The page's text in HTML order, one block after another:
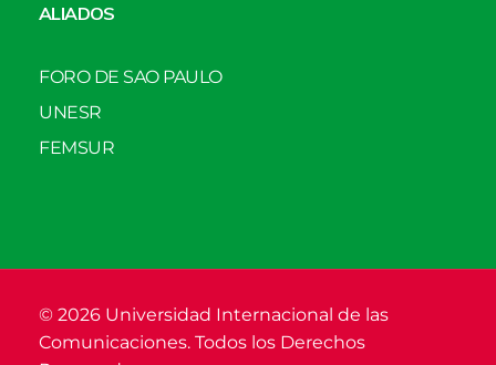
ALIADOS
FORO DE SAO PAULO
UNESR
FEMSUR
© 2026 Universidad Internacional de las
Comunicaciones. Todos los Derechos